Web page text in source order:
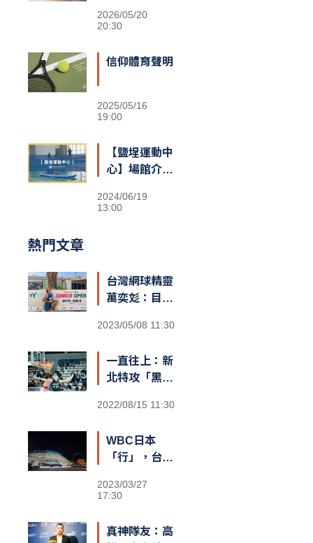
2026/05/20
20:30
信仰體育聲明
2025/05/16
19:00
【鹽埕運動中
心】場館介紹
2024/06/19
13:00
熱門文章
台灣網球精靈
萬奕彣：目標
第一
2023/05/08 11:30
一直往上：新
北特攻「黑
咬定T1新球
2022/08/15 11:30
WBC日本
「行」，台灣
2023/03/27
17:30
真神隊友：高